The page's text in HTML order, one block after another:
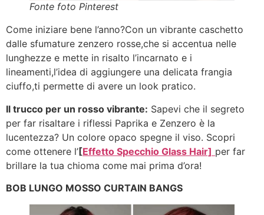
Fonte foto Pinterest
Come iniziare bene l’anno?Con un vibrante caschetto
dalle sfumature zenzero rosse,che si accentua nelle
lunghezze e mette in risalto l’incarnato e i
lineamenti,l’idea di aggiungere una delicata frangia
ciuffo,ti permette di avere un look pratico.
Il trucco per un rosso vibrante: Sapevi che il segreto
per far risaltare i riflessi Paprika e Zenzero è la
lucentezza? Un colore opaco spegne il viso. Scopri
come ottenere l’[Effetto Specchio Glass Hair] per far
brillare la tua chioma come mai prima d’ora!
BOB LUNGO MOSSO CURTAIN BANGS